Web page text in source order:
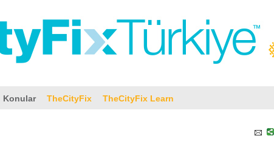
Konular TheCityFix TheCityFix Learn